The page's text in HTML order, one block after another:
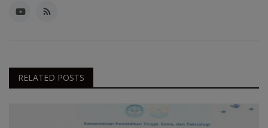
RELATED POSTS